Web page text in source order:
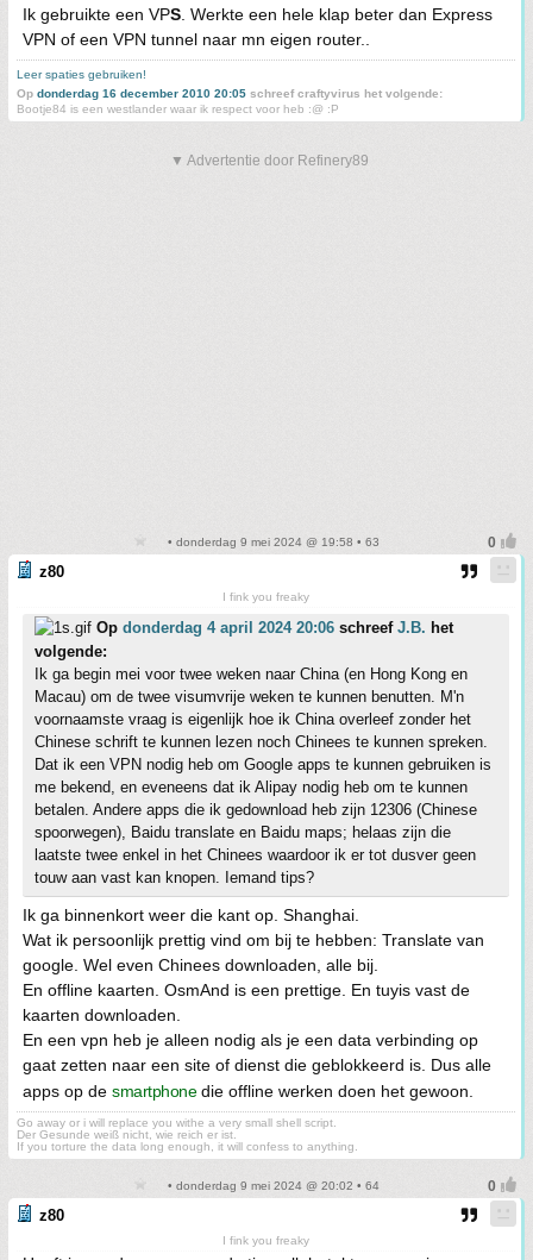
Ik gebruikte een VPS . Werkte een hele klap beter dan Express
VPN of een VPN tunnel naar mn eigen router..
Leer spaties gebruiken!
Op donderdag 16 december 2010 20:05 schreef craftyvirus het volgende:
Bootje84 is een westlander waar ik respect voor heb :@ :P
▼ Advertentie door Refinery89
• donderdag 9 mei 2024 @ 19:58 • 63
z80
I fink you freaky
Op donderdag 4 april 2024 20:06 schreef J.B. het
volgende:
Ik ga begin mei voor twee weken naar China (en Hong Kong en
Macau) om de twee visumvrije weken te kunnen benutten. M'n
voornaamste vraag is eigenlijk hoe ik China overleef zonder het
Chinese schrift te kunnen lezen noch Chinees te kunnen spreken.
Dat ik een VPN nodig heb om Google apps te kunnen gebruiken is
me bekend, en eveneens dat ik Alipay nodig heb om te kunnen
betalen. Andere apps die ik gedownload heb zijn 12306 (Chinese
spoorwegen), Baidu translate en Baidu maps; helaas zijn die
laatste twee enkel in het Chinees waardoor ik er tot dusver geen
touw aan vast kan knopen. Iemand tips?
Ik ga binnenkort weer die kant op. Shanghai.
Wat ik persoonlijk prettig vind om bij te hebben: Translate van
google. Wel even Chinees downloaden, alle bij.
En offline kaarten. OsmAnd is een prettige. En tuyis vast de
kaarten downloaden.
En een vpn heb je alleen nodig als je een data verbinding op
gaat zetten naar een site of dienst die geblokkeerd is. Dus alle
apps op de smartphonedie offline werken doen het gewoon.
Go away or i will replace you withe a very small shell script.
Der Gesunde weiß nicht, wie reich er ist.
If you torture the data long enough, it will confess to anything.
• donderdag 9 mei 2024 @ 20:02 • 64
z80
I fink you freaky